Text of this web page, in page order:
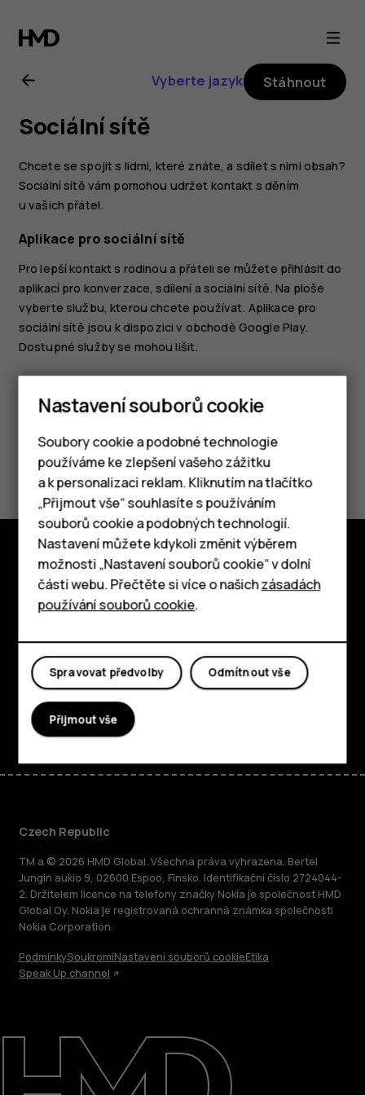
Uživatelská
příručka
k telefonu
Nokia 8.1
Chytré telefony
Tlačítkové telefony
Tablety
O nás
Oprava, opětovné použití, recyklace
Podpora
Vyberte jazyk Stáhnout
Sociální sítě
Chcete se spojit s lidmi, které znáte, a sdílet s nimi obsah?
Sociální sítě vám pomohou udržet kontakt s děním
u vašich přátel.
Aplikace pro sociální sítě
Pro lepší kontakt s rodinou a přáteli se můžete přihlásit do
aplikací pro konverzace, sdílení a sociální sítě. Na ploše
vyberte službu, kterou chcete používat. Aplikace pro
sociální sítě jsou k dispozici v obchodě Google Play.
Dostupné služby se mohou lišit.
Pomohlo vám to?
Ano Ne
Prozkoumat
O nás
Planet and people
Podpora
FacebookInstagram
Tiktok
Czech Republic
TM a © 2026 HMD Global. Všechna práva vyhrazena. Bertel
Jungin aukio 9, 02600 Espoo, Finsko. Identifikační číslo 2724044-
2. Držitelem licence na telefony značky Nokia je společnost HMD
Global Oy. Nokia je registrovaná ochranná známka společnosti
Nokia Corporation.
PodmínkySoukromíNastavení souborů cookieEtika
Speak Up channel
Nastavení souborů cookie
Soubory cookie a podobné technologie
používáme ke zlepšení vašeho zážitku
a k personalizaci reklam. Kliknutím na tlačítko
„Přijmout vše“ souhlasíte s používáním
souborů cookie a podobných technologií.
Nastavení můžete kdykoli změnit výběrem
možnosti „Nastavení souborů cookie“ v dolní
části webu. Přečtěte si více o našichzásadách
používání souborů cookie.
Odmítnout vše
Spravovat předvolby
Přijmout vše